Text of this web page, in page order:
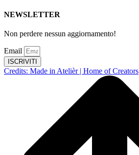
NEWSLETTER
Non perdere nessun aggiornamento!
Email
ISCRIVITI
Credits: Made in Atelièr | Home of Creators